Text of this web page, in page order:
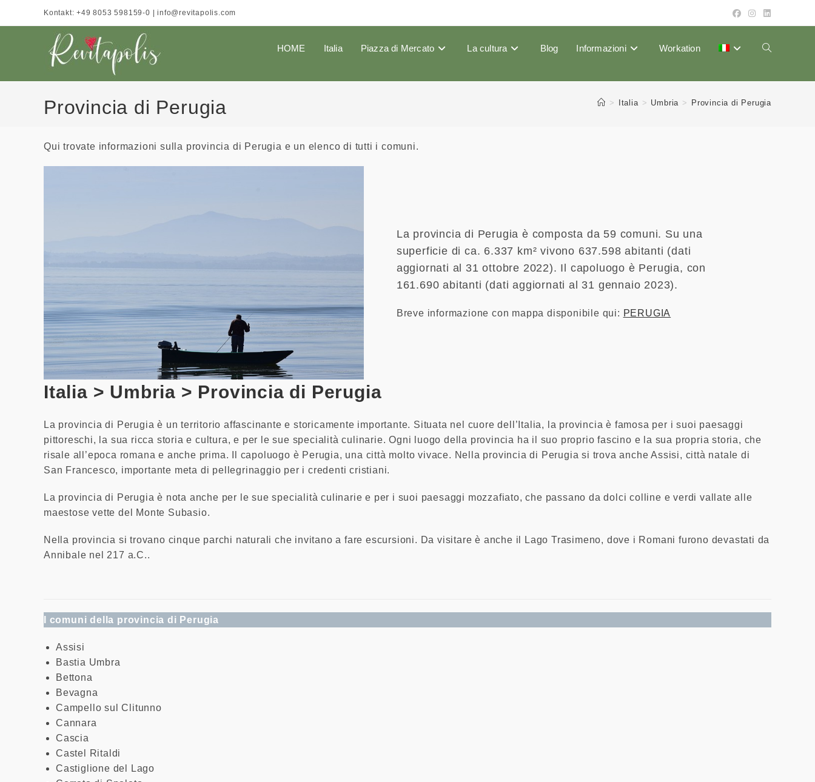
Kontakt: +49 8053 598159-0 | info@revitapolis.com
HOME Italia Piazza di Mercato La cultura Blog Informazioni Workation Attiva/
Provincia di Perugia > Italia > Umbria > Provincia di Perugia
Qui trovate informazioni sulla provincia di Perugia e un elenco di tutti i comuni.
La provincia di Perugia è composta da 59 comuni. Su una
superficie di ca. 6.337 km² vivono 637.598 abitanti (dati
aggiornati al 31 ottobre 2022). Il capoluogo è Perugia, con
161.690 abitanti (dati aggiornati al 31 gennaio 2023).
Breve informazione con mappa disponibile qui: PERUGIA
Italia > Umbria > Provincia di Perugia
La provincia di Perugia è un territorio affascinante e storicamente importante. Situata nel cuore dell’Italia, la provincia è famosa per i suoi paesaggi
pittoreschi, la sua ricca storia e cultura, e per le sue specialità culinarie. Ogni luogo della provincia ha il suo proprio fascino e la sua propria storia, che
risale all’epoca romana e anche prima. Il capoluogo è Perugia, una città molto vivace. Nella provincia di Perugia si trova anche Assisi, città natale di
San Francesco, importante meta di pellegrinaggio per i credenti cristiani.
La provincia di Perugia è nota anche per le sue specialità culinarie e per i suoi paesaggi mozzafiato, che passano da dolci colline e verdi vallate alle
maestose vette del Monte Subasio.
Nella provincia si trovano cinque parchi naturali che invitano a fare escursioni. Da visitare è anche il Lago Trasimeno, dove i Romani furono devastati da
Annibale nel 217 a.C..
I comuni della provincia di Perugia
Assisi
Bastia Umbra
Bettona
Bevagna
Campello sul Clitunno
Cannara
Cascia
Castel Ritaldi
Castiglione del Lago